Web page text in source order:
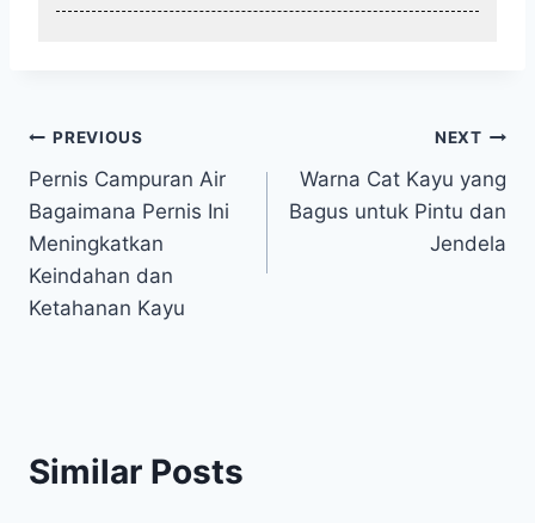
Post
navigation
PREVIOUS
Pernis Campuran Air
Bagaimana Pernis Ini
Meningkatkan
Keindahan dan
Ketahanan Kayu
NEXT
Warna Cat Kayu yang
Bagus untuk Pintu dan
Jendela
Similar Posts